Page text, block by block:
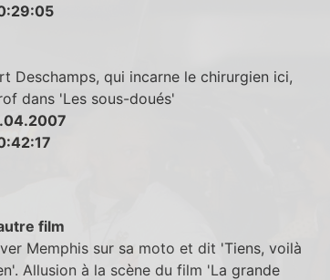
Deschamps, qui incarne le chirurgien ici,
dans 'Les sous-doués'
film
Memphis sur sa moto et dit 'Tiens, voilà
Allusion à la scène du film 'La grande